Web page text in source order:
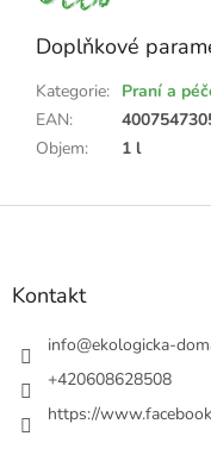
Doplňkové
Kategorie: Praní a
EAN:
Objem: 1 l
Z
Kontakt
info@ekologicka-
+420608628508
https://